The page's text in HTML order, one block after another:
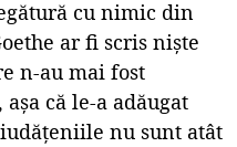
cu nimic din
ar fi scris niște
n-au mai fost
că le-a adăugat
nu sunt atât